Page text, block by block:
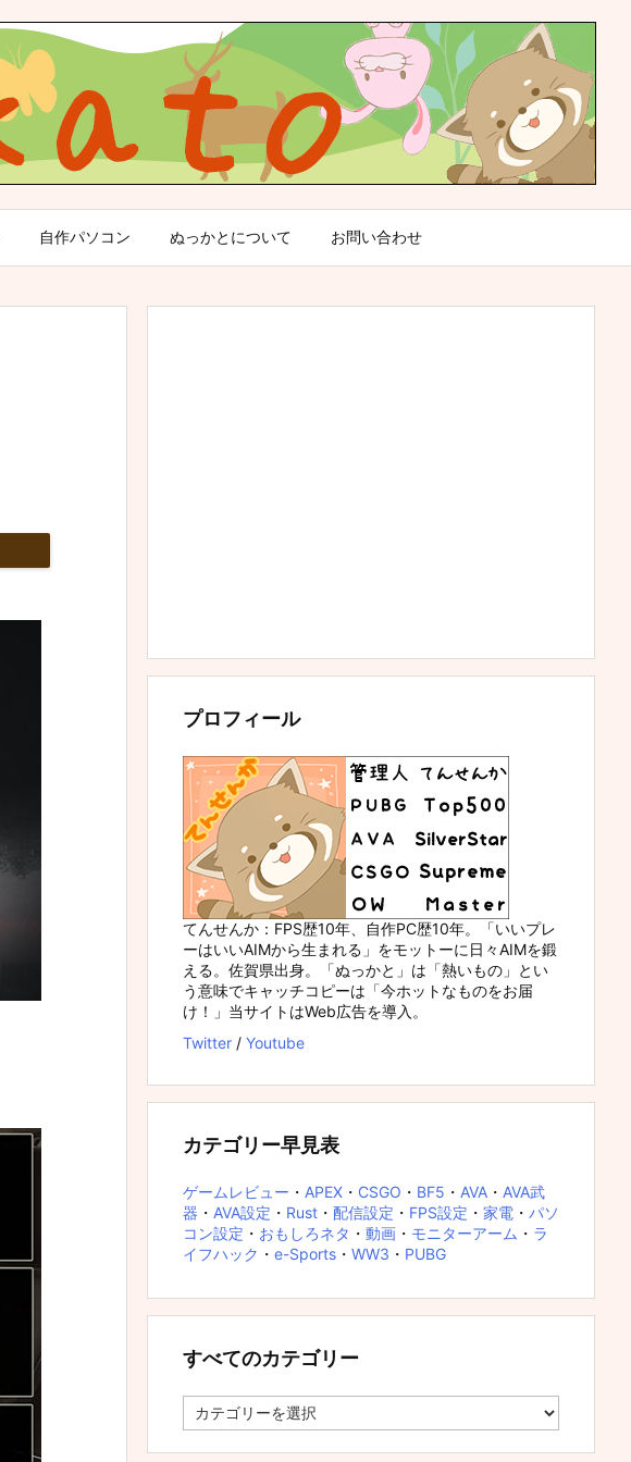
自作パソコン ぬっかとについて お問い合わせ
プロフィール
てんせんか：FPS歴10年、自作PC歴10年。「いいプレ
ーはいいAIMから生まれる」をモットーに日々AIMを鍛
える。佐賀県出身。「ぬっかと」は「熱いもの」とい
う意味でキャッチコピーは「今ホットなものをお届
け！」当サイトはWeb広告を導入。
Twitter / Youtube
カテゴリー早見表
ゲームレビュー ・ APEX ・ CSGO ・ BF5 ・ AVA ・ AVA武
器 ・ AVA設定 ・ Rust ・ 配信設定 ・ FPS設定 ・ 家電 ・ パソ
コン設定 ・ おもしろネタ ・ 動画 ・ モニターアーム ・ ラ
イフハック ・ e-Sports ・ WW3 ・ PUBG
すべてのカテゴリー
べ